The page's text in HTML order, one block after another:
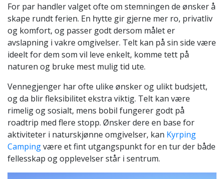
For par handler valget ofte om stemningen de ønsker å
skape rundt ferien. En hytte gir gjerne mer ro, privatliv
og komfort, og passer godt dersom målet er
avslapning i vakre omgivelser. Telt kan på sin side være
ideelt for dem som vil leve enkelt, komme tett på
naturen og bruke mest mulig tid ute.
Vennegjenger har ofte ulike ønsker og ulikt budsjett,
og da blir fleksibilitet ekstra viktig. Telt kan være
rimelig og sosialt, mens bobil fungerer godt på
roadtrip med flere stopp. Ønsker dere en base for
aktiviteter i naturskjønne omgivelser, kan Kyrping
Campingvære et fint utgangspunkt for en tur der både
fellesskap og opplevelser står i sentrum.